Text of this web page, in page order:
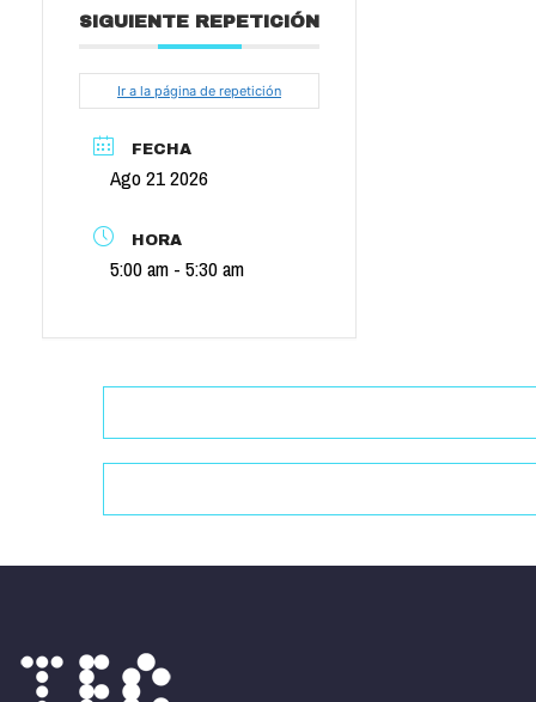
SIGUIENTE REPETICIÓN
Ir a la página de repetición
FECHA
Ago 21 2026
HORA
5:00 am - 5:30 am